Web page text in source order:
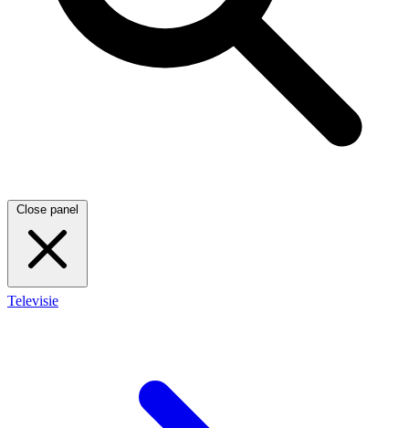
Close panel
Televisie